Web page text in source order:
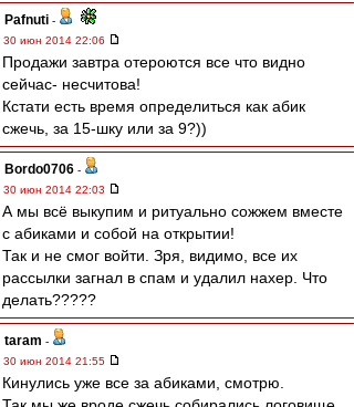
Pafnuti -
30 июн 2014 22:06
Продажи завтра отероются все что видно
сейчас- несчитова!
Кстати есть время определиться как абик
сжечь, за 15-шку или за 9?))
Bordo0706 -
30 июн 2014 22:03
А мы всё выкупим и ритуально сожжем вместе
с абиками и собой на открытии!
Так и не смог войти. Зря, видимо, все их
рассылки загнал в спам и удалил нахер. Что
делать?????
taram -
30 июн 2014 21:55
Кинулись уже все за абиками, смотрю.